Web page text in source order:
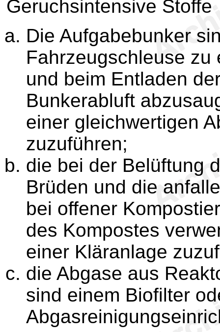
Geruchsintensive Stoffe
Die Aufgabebunker
Fahrzeugschleuse zu
und beim Entladen
Bunkerabluft
einer gleichwertigen
zuzuführen;
die bei der Belüftung
Brüden und die
bei offener
des Kompostes
einer Kläranlage
die Abgase aus
sind einem Biofilter